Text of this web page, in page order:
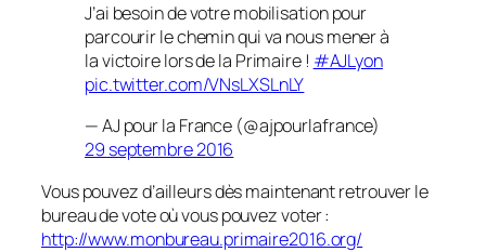
J’ai besoin de votre mobilisation pour
parcourir le chemin qui va nous mener à
la victoire lors de la Primaire ! #AJLyon
pic.twitter.com/VNsLXSLnLY
— AJ pour la France (@ajpourlafrance)
29 septembre 2016
Vous pouvez d’ailleurs dès maintenant retrouver le
bureau de vote où vous pouvez voter :
http://www.monbureau.primaire2016.org/